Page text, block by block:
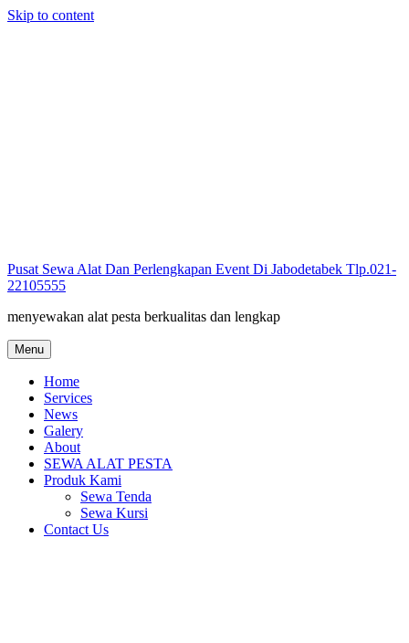
Skip to content
Pusat Sewa Alat Dan Perlengkapan Event Di Jabodetabek Tlp.021-
22105555
menyewakan alat pesta berkualitas dan lengkap
Menu
Home
Services
News
Galery
About
SEWA ALAT PESTA
Produk Kami
Sewa Tenda
Sewa Kursi
Contact Us